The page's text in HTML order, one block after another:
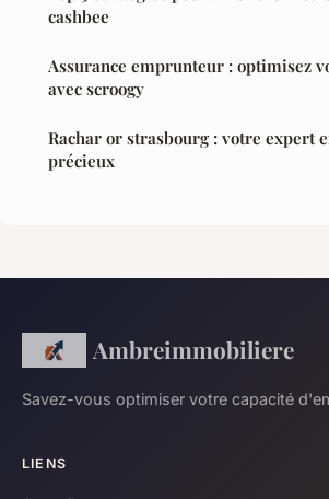
cashbee
Assurance emprunteur : optimisez
avec scroogy
Rachar or strasbourg : votre expert
précieux
Ambreimmobiliere
Savez-vous optimiser votre capacité
LIENS